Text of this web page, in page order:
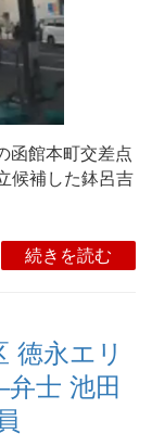
函館本町交差点
候補した鉢呂吉
続きを読む
徳永エリ
士 池田